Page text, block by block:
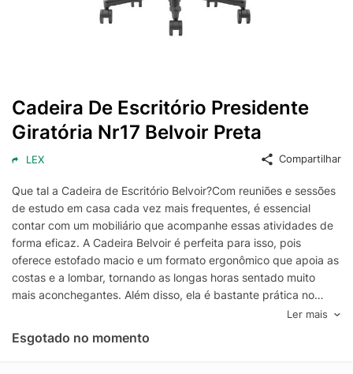
Cadeira De Escritório Presidente
Giratória Nr17 Belvoir Preta
LEX Compartilhar
Que tal a Cadeira de Escritório Belvoir?Com reuniões e sessões
de estudo em casa cada vez mais frequentes, é essencial
contar com um mobiliário que acompanhe essas atividades de
forma eficaz. A Cadeira Belvoir é perfeita para isso, pois
oferece estofado macio e um formato ergonômico que apoia as
costas e a lombar, tornando as longas horas sentado muito
mais aconchegantes. Além disso, ela é bastante prática no
ambiente, já que conta com ajuste de altura e rodízios que
facilitam a movimentação da peça e a adaptam à sua rotina - o
design também é um diferencial: a cor neutra e modelo clássico
Ler mais
Esgotado no momento